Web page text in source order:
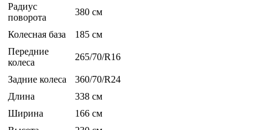
Радиус
поворота
380 см
Колесная база
185 см
Передние
колеса
265/70/R16
Задние колеса
360/70/R24
Длина
338 см
Ширина
166 см